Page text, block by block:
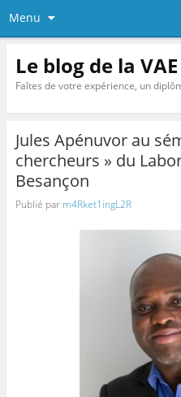
Menu
Le blog de la VAE
Faîtes de votre expérience, un
Jules Apénuvor au
chercheurs » du
Besançon
Publié par m4Rket1ingL2R